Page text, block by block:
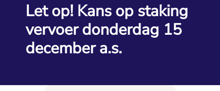
Let op! Kans op staking
vervoer donderdag 15
december a.s.